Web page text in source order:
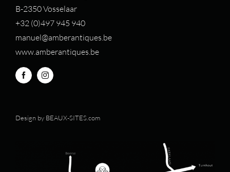
B-2350 Vosselaar
+32 (0)497 945 940
manuel@amberantiques.be
www.amberantiques.be
Design by BEAUX-SITES.com